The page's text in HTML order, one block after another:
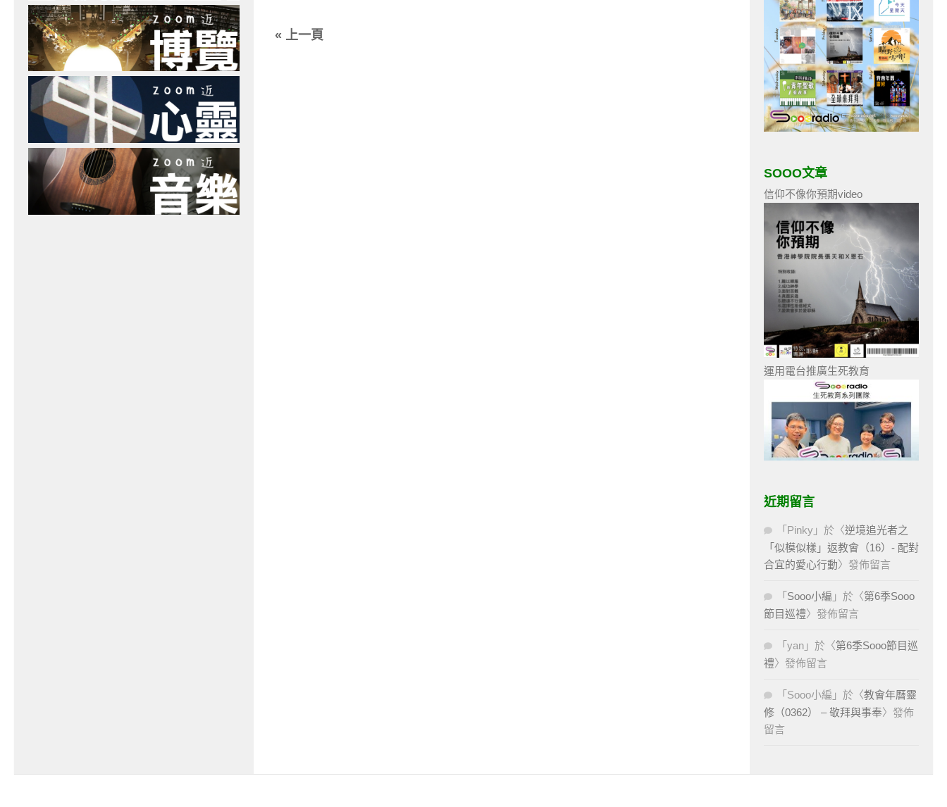
« 上一頁
SOOO文章
信仰不像你預期video
運用電台推廣生死教育
近期留言
「 Pinky 」於〈逆境追光者之
「似模似樣」返教會（16）- 配對
合宜的愛心行動〉發佈留言
「 Sooo小編 」於〈第6季Sooo
節目巡禮〉發佈留言
「 yan 」於〈第6季Sooo節目巡
禮〉發佈留言
「 Sooo小編 」於〈教會年曆靈
修（0362） – 敬拜與事奉〉發佈
留言